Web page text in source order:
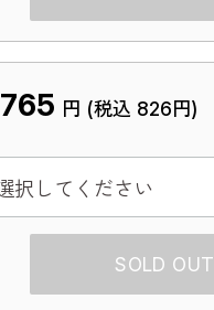
765 円 (税込 826円)
SOLD OUT